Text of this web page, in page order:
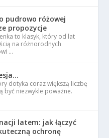
pudrowo różowej
propozycje
to klasyk, który od lat
na różnorodnych
…
dotyka coraz większą liczbę
być niezwykle poważne.
latem: jak łączyć
ochronę